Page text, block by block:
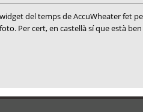
del temps de AccuWheater fet
Per cert, en castellà sí que està